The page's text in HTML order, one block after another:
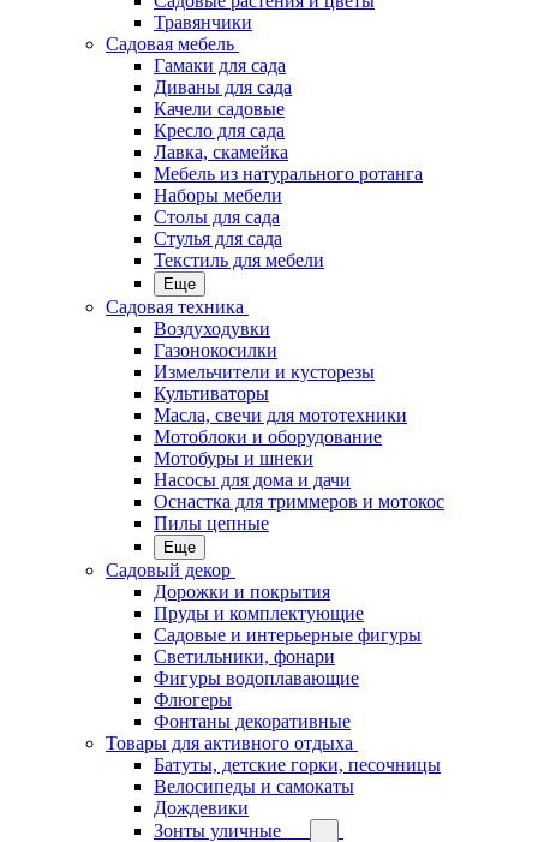
Травянчики
Садовая мебель
Гамаки для сада
Диваны для сада
Качели садовые
Кресло для сада
Лавка, скамейка
Мебель из натурального ротанга
Наборы мебели
Столы для сада
Стулья для сада
Текстиль для мебели
Еще
Садовая техника
Воздуходувки
Газонокосилки
Измельчители и кусторезы
Культиваторы
Масла, свечи для мототехники
Мотоблоки и оборудование
Мотобуры и шнеки
Насосы для дома и дачи
Оснастка для триммеров и мотокос
Пилы цепные
Еще
Садовый декор
Дорожки и покрытия
Пруды и комплектующие
Садовые и интерьерные фигуры
Светильники, фонари
Фигуры водоплавающие
Флюгеры
Фонтаны декоративные
Товары для активного отдыха
Батуты, детские горки, песочницы
Велосипеды и самокаты
Дождевики
Зонты уличные